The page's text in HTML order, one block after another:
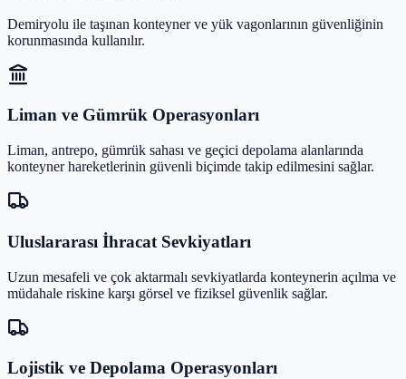
Demiryolu ile taşınan konteyner ve yük vagonlarının güvenliğinin
korunmasında kullanılır.
Liman ve Gümrük Operasyonları
Liman, antrepo, gümrük sahası ve geçici depolama alanlarında
konteyner hareketlerinin güvenli biçimde takip edilmesini sağlar.
Uluslararası İhracat Sevkiyatları
Uzun mesafeli ve çok aktarmalı sevkiyatlarda konteynerin açılma ve
müdahale riskine karşı görsel ve fiziksel güvenlik sağlar.
Lojistik ve Depolama Operasyonları